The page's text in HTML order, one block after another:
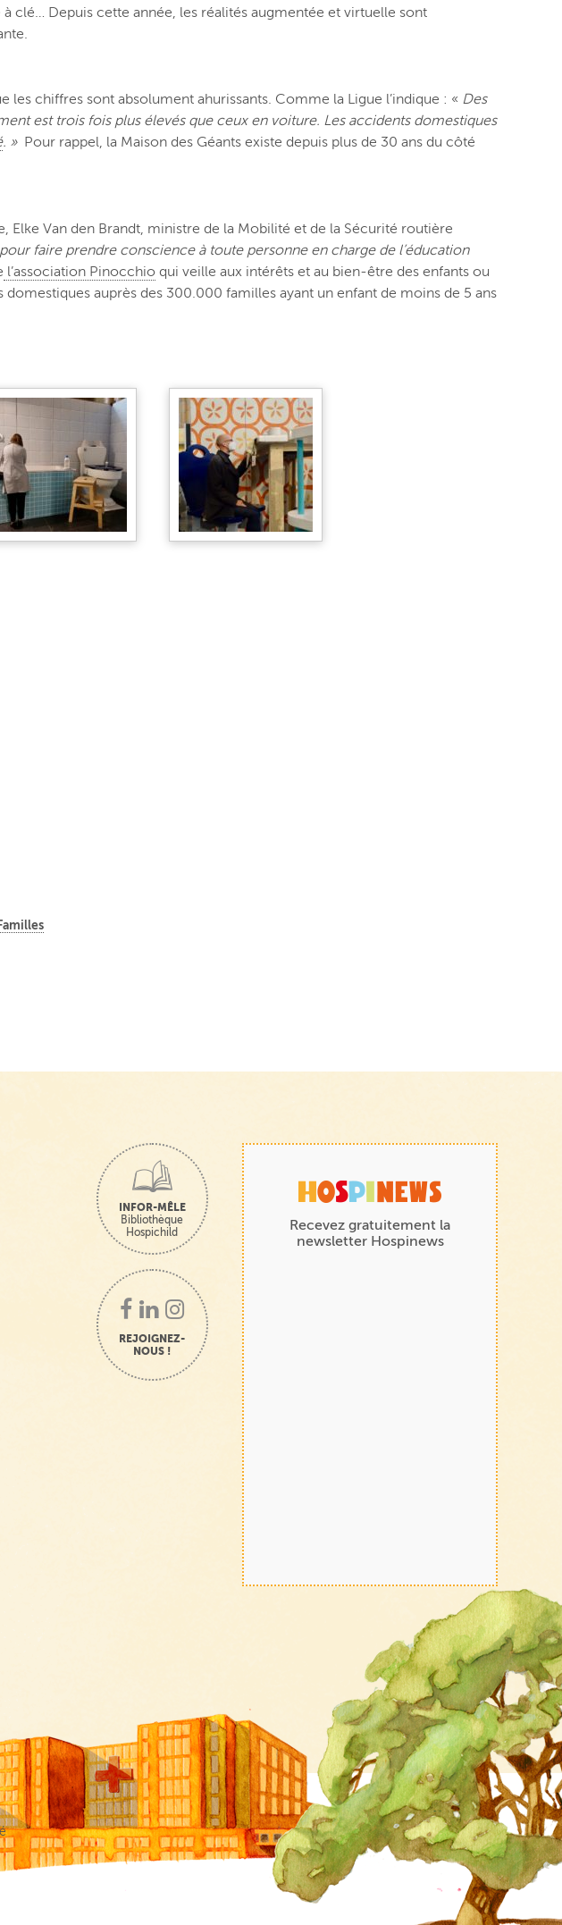
clé… Depuis cette année, les réalités augmentée et virtuelle sont
les chiffres sont absolument ahurissants. Comme la Ligue l’indique : « Des
est trois fois plus élevés que ceux en voiture. Les accidents domestiques
. » Pour rappel, la Maison des Géants existe depuis plus de 30 ans du côté
Elke Van den Brandt, ministre de la Mobilité et de la Sécurité routière
faire prendre conscience à toute personne en charge de l’éducation
l’association Pinocchio qui veille aux intérêts et au bien-être des enfants ou
auprès des 300.000 familles ayant un enfant de moins de 5 ans
INFOR-MÊLE
Bibliothèque
Hospichild
REJOIGNEZ-
NOUS !
Recevez gratuitement la
newsletter Hospinews